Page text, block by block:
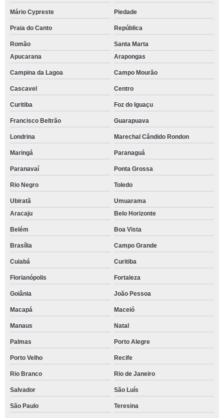
Mário Cypreste Piedade
Praia do Canto República
Romão
Santa Marta
Apucarana
Arapongas
Campina da Lagoa Campo Mourão
Cascavel Centro
Curitiba Foz do Iguaçu
Francisco Beltrão Guarapuava
Londrina Marechal Cândido Rondon
Maringá Paranaguá
Paranavaí Ponta Grossa
Rio Negro Toledo
Ubiratã
Umuarama
Aracaju
Belo Horizonte
Belém Boa Vista
Brasília Campo Grande
Cuiabá Curitiba
Florianópolis Fortaleza
Goiânia João Pessoa
Macapá Maceió
Manaus Natal
Palmas Porto Alegre
Porto Velho Recife
Rio Branco Rio de Janeiro
Salvador São Luís
São Paulo Teresina